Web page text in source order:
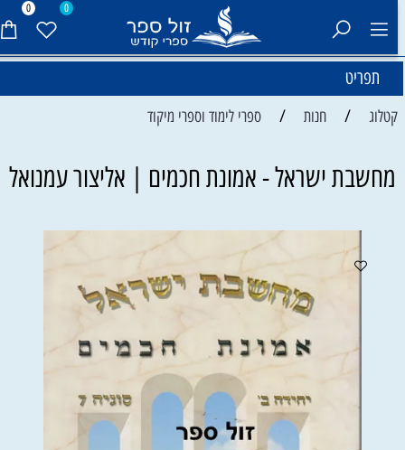
0 0
תפריט
קטלוג / חנות / ספרי לימוד וספרי מיקוד
מחשבת ישראל - אמונת חכמים | אליצור עמנואל